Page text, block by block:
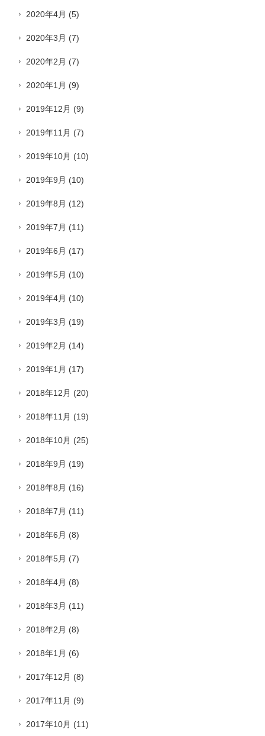
2020年4月 (5)
2020年3月 (7)
2020年2月 (7)
2020年1月 (9)
2019年12月 (9)
2019年11月 (7)
2019年10月 (10)
2019年9月 (10)
2019年8月 (12)
2019年7月 (11)
2019年6月 (17)
2019年5月 (10)
2019年4月 (10)
2019年3月 (19)
2019年2月 (14)
2019年1月 (17)
2018年12月 (20)
2018年11月 (19)
2018年10月 (25)
2018年9月 (19)
2018年8月 (16)
2018年7月 (11)
2018年6月 (8)
2018年5月 (7)
2018年4月 (8)
2018年3月 (11)
2018年2月 (8)
2018年1月 (6)
2017年12月 (8)
2017年11月 (9)
2017年10月 (11)